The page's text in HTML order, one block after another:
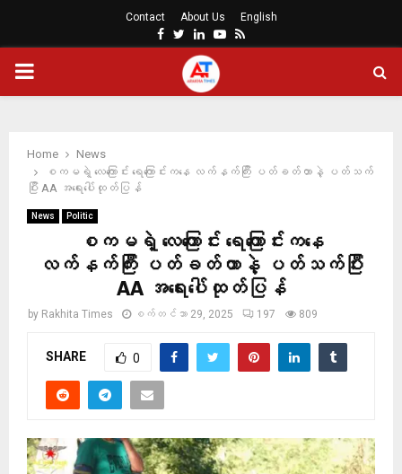
Contact About Us English
Facebook
Twitter
LinkedinYoutube
Rss
PRIMARY
Home
News
စကမရဲ့ လေကြောင်း ရေကြောင်းကနေ လက်နက်ကြီး ပတ်ခတ်တာနဲ့ ပတ်သက်
ပြီး AA အရေးပေါ်ထုတ်ပြန်
News Politic
စကမရဲ့ လေကြောင်း ရေကြောင်းကနေ
လက်နက်ကြီး ပတ်ခတ်တာနဲ့ ပတ်သက်ပြီး
AA အရေးပေါ်ထုတ်ပြန်
by Rakhita Times စက်တင်ဘာ 29, 2025 197 809
SHARE 0